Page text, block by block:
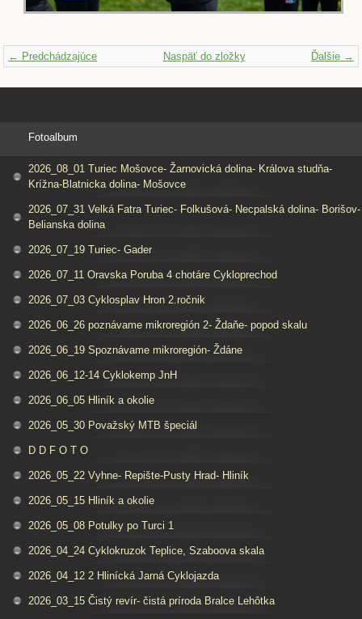
← Predchádzajúce Ďalšie →
Naspäť do zložky
Fotoalbum
2026_08_01 Turiec Mošovce- Žarnovická dolina- Králova studňa-
Krížna-Blatnicka dolina- Mošovce
2026_07_31 Velká Fatra Turiec- Folkušová- Necpalská dolina- Borišov-
Belianska dolina
2026_07_19 Turiec- Gader
2026_07_11 Oravska Poruba 4 chotáre Cykloprechod
2026_07_03 Cyklosplav Hron 2.ročnik
2026_06_26 poznávame mikroregión 2- Ždaňe- popod skalu
2026_06_19 Spoznávame mikroregión- Ždáne
2026_06_12-14 Cyklokemp JnH
2026_06_05 Hliník a okolie
2026_05_30 Považský MTB špeciál
D D F O T O
2026_05_22 Vyhne- Repište-Pusty Hrad- Hliník
2026_05_15 Hliník a okolie
2026_05_08 Potulky po Turci 1
2026_04_24 Cyklokruzok Teplice, Szaboova skala
2026_04_12 2 Hlinícká Jarná Cyklojazda
2026_03_15 Čistý revír- čistá príroda Bralce Lehôtka